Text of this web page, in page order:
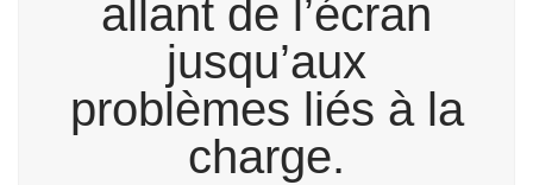
allant de l’écran
jusqu’aux
problèmes liés à la
charge.